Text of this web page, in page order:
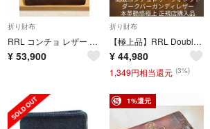
折り財布
RRL コンチョ レザー ウォレット
¥ 53,900
折り財布
【極上品】RRL Double RL 高級コンチョレザーウォレット 正規店購入品
¥ 44,980
1,349円相当還元 (3%)
1%還元